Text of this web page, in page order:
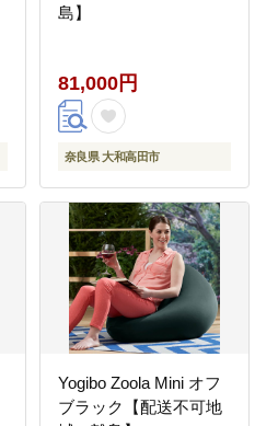
島】
81,000円
奈良県 大和高田市
Yogibo Zoola Mini オフ
ブラック【配送不可地